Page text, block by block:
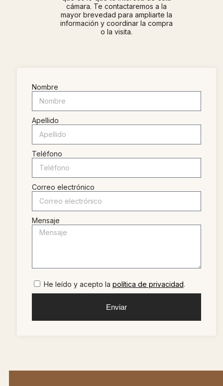
cámara. Te contactaremos a la
mayor brevedad para ampliarte la
información y coordinar la compra
o la visita.
Nombre
Apellido
Teléfono
Correo electrónico
Mensaje
He leído y acepto la política de privacidad.
Enviar